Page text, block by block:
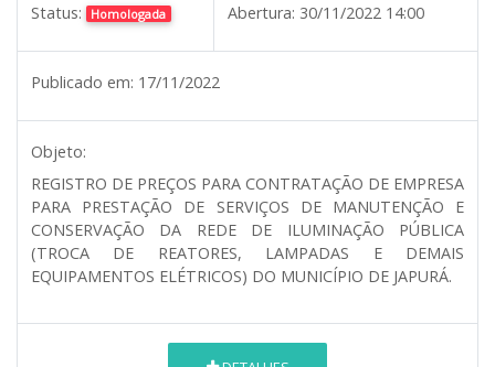
Status: Homologada Abertura: 30/11/2022 14:00
Publicado em: 17/11/2022
Objeto:
REGISTRO DE PREÇOS PARA CONTRATAÇÃO DE EMPRESA
PARA PRESTAÇÃO DE SERVIÇOS DE MANUTENÇÃO E
CONSERVAÇÃO DA REDE DE ILUMINAÇÃO PÚBLICA
(TROCA DE REATORES, LAMPADAS E DEMAIS
EQUIPAMENTOS ELÉTRICOS) DO MUNICÍPIO DE JAPURÁ.